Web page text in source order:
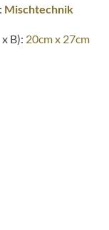
Mischtechnik
B): 20cm x 27cm